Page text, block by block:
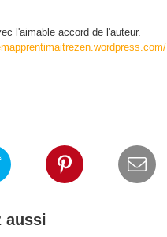
l'aimable accord de l'auteur.
aussi